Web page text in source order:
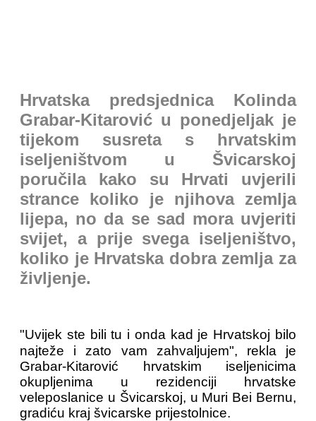
Hrvatska predsjednica Kolinda
Grabar-Kitarović u ponedjeljak je
tijekom susreta s hrvatskim
iseljeništvom u Švicarskoj
poručila kako su Hrvati uvjerili
strance koliko je njihova zemlja
lijepa, no da se sad mora uvjeriti
svijet, a prije svega iseljeništvo,
koliko je Hrvatska dobra zemlja za
življenje.
"Uvijek ste bili tu i onda kad je Hrvatskoj bilo
najteže i zato vam zahvaljujem", rekla je
Grabar-Kitarović hrvatskim iseljenicima
okupljenima u rezidenciji hrvatske
veleposlanice u Švicarskoj, u Muri Bei Bernu,
gradiću kraj švicarske prijestolnice.